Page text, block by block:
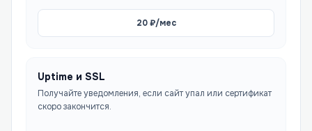
20₽/мес
Uptime и SSL
Получайте уведомления, если сайт упал или сертификат
скоро закончится.